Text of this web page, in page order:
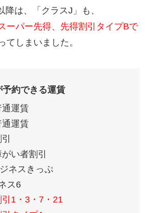
降は、「クラスJ」も、
ーパー先得、先得割引タイプBで
てしまいました。
約できる運賃
運賃
運賃
い者割引
ネスきっぷ
ス6
1・3・7・21